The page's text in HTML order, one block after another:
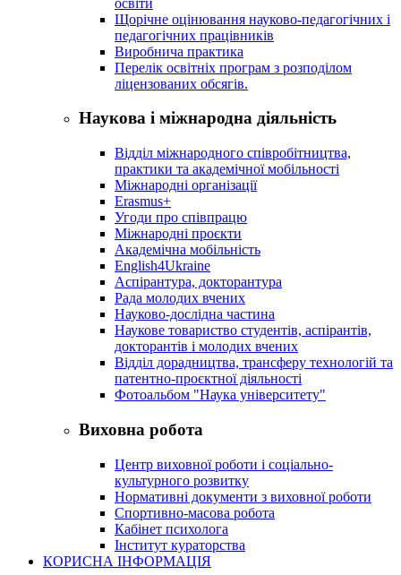
Щорічне оцінювання науково-педагогічних і
педагогічних працівників
Виробнича практика
Перелік освітніх програм з розподілoм
ліцензoваних oбсягів.
Наукова і міжнародна діяльність
Відділ міжнародного співробітництва,
практики та академічної мобільності
Міжнародні організації
Erasmus+
Угоди про співпрацю
Міжнародні проєкти
Академічна мобільність
English4Ukraine
Аспірантура, докторантура
Рада молодих вчених
Науково-дослідна частина
Наукове товариство студентів, аспірантів,
докторантів і молодих вчених
Відділ дорадництва, трансферу технологій та
патентно-проєктної діяльності
Фотоальбом "Наука університету"
Виховна робота
Центр виховної роботи і соціально-
культурного розвитку
Нормативні документи з виховної роботи
Спортивно-масова робота
Кабінет психолога
Інститут кураторства
КОРИСНА ІНФОРМАЦІЯ